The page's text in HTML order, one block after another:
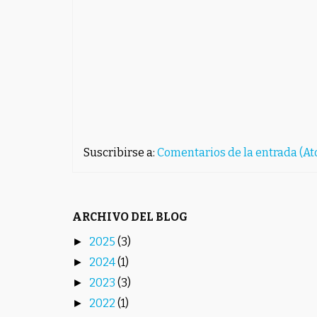
Suscribirse a: Comentarios de la entrada
ARCHIVO DEL BLOG
► 2025 (3)
► 2024(1)
► 2023 (3)
► 2022 (1)